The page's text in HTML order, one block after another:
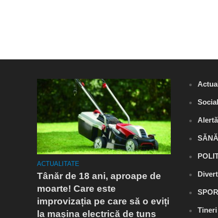
ACTUALITATE
Tânăr de 18 ani, aproape de
moarte! Care este
improvizația pe care să o eviți
la mașina electrică de tuns
Social